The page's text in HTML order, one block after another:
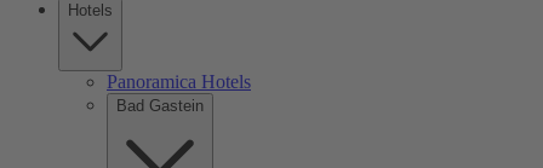
Hotels
Panoramica Hotels
Bad Gastein